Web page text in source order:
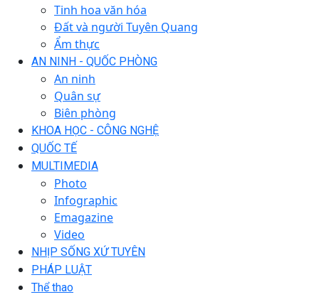
Tinh hoa văn hóa
Đất và người Tuyên Quang
Ẩm thực
AN NINH - QUỐC PHÒNG
An ninh
Quân sự
Biên phòng
KHOA HỌC - CÔNG NGHỆ
QUỐC TẾ
MULTIMEDIA
Photo
Infographic
Emagazine
Video
NHỊP SỐNG XỨ TUYÊN
PHÁP LUẬT
Thể thao